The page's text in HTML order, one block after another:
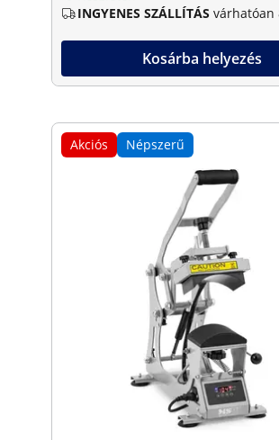
INGYENES SZÁLLÍTÁS várhatóan
Kosárba helyezés
Akciós Népszerű